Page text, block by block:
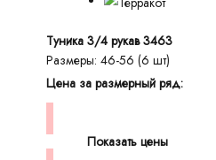
Туника 3/4 рукав 3463
Размеры: 46-56 (6 шт)
Цена за размерный ряд:
Показать цены